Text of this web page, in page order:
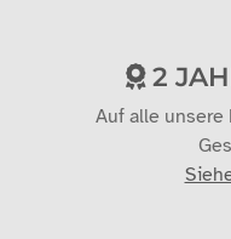
2
Auf alle unsere